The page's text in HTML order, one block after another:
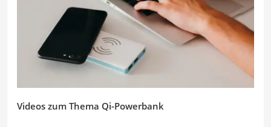
Videos zum Thema Qi-Powerbank